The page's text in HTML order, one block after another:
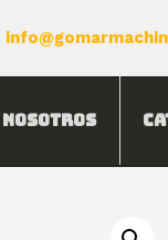
Nosotros